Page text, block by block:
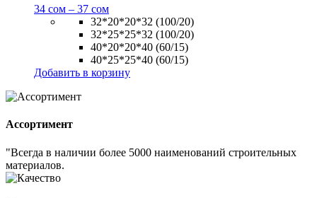
34 сом – 37 сом
32*20*20*32 (100/20)
32*25*25*32 (100/20)
40*20*20*40 (60/15)
40*25*25*40 (60/15)
Добавить в корзину
Ассортимент
"Всегда в наличии более 5000 наименований строительных
материалов.